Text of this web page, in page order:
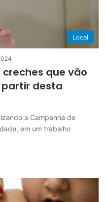
Local
que vão
desta
a Campanha de
em um trabalho